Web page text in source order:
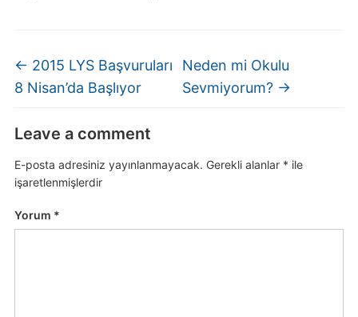
← 2015 LYS Başvuruları
8 Nisan’da Başlıyor
Neden mi Okulu
Sevmiyorum? →
Leave a comment
E-posta adresiniz yayınlanmayacak. Gerekli alanlar * ile
işaretlenmişlerdir
Yorum *